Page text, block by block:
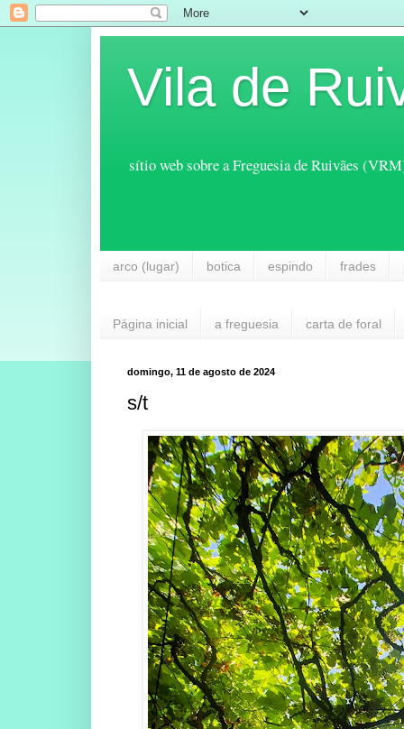
Vila de
sítio web sobre a Freguesia de Ruivães
arco (lugar) botica espindo frades
Página inicial a freguesia carta de foral
domingo, 11 de agosto de 2024
s/t